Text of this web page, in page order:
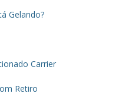
Gelando?
Carrier
Retiro